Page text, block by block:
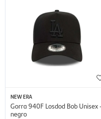
NEW ERA
Gorra 940F Losdod Bob Unisex
negro